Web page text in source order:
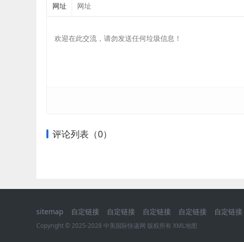
网址
评论列表（0）
sitemap 自定链接 自定链接 自定链接 自定链接 自定链接
Copyright © 2025-2028 中美国际快递网 版权所有 XML地图